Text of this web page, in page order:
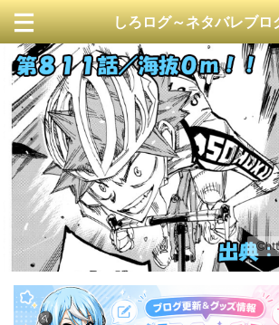
しろログ～ネタバレブロ